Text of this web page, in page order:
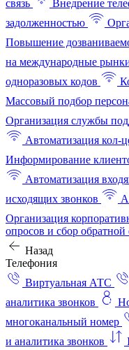
связь
Внедрение
задолженностью
Повышение
на международные
одноразовых кодов
Массовый подбор
Организация службы
Автоматизация кол-
Информирование
Автоматизация
исходящих звонков
Организация
опросов и сбор обратной
Назад
Телефония
Виртуальная АТС
аналитика звонков
многоканальный номер
и аналитика звонков